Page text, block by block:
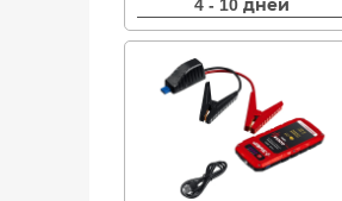
4 - 10 дней